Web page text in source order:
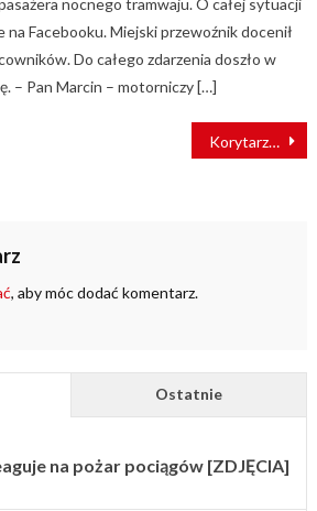
nocnego tramwaju. O całej sytuacji
Facebooku. Miejski przewoźnik docenił
Do całego zdarzenia doszło w
– Pan Marcin – motorniczy […]
Korytarze solidarnościowe dla Ukrainy
, aby móc dodać komentarz.
Ostatnie
na pożar pociągów [ZDJĘCIA]